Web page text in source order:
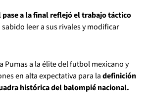
pase a la final reflejó el trabajo táctico
sabido leer a sus rivales y modificar
Pumas a la élite del futbol mexicano y
en alta expectativa para ladefinición
histórica del balompié nacional.